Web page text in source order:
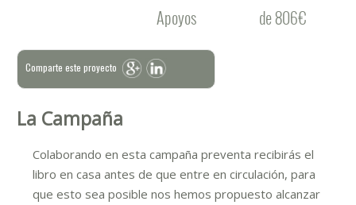
Apoyos de 806€
Comparte este proyecto
La Campaña
Colaborando en esta campaña preventa recibirás el
libro en casa antes de que entre en circulación, para
que esto sea posible nos hemos propuesto alcanzar